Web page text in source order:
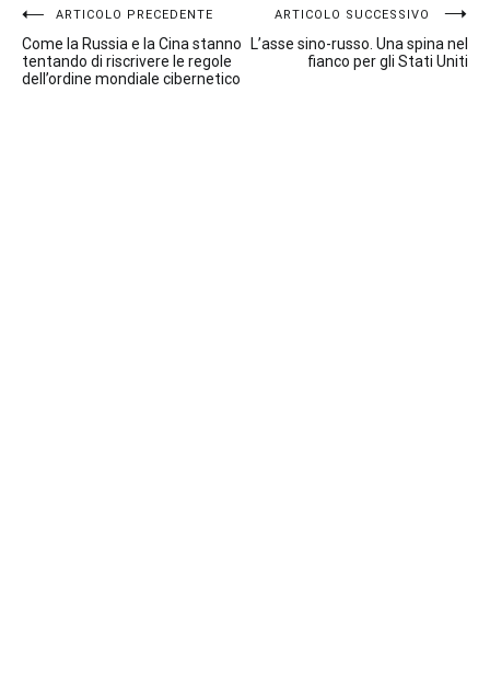
Navigazione
articoli
ARTICOLO PRECEDENTE
Come la Russia e la Cina stanno
tentando di riscrivere le regole
dell’ordine mondiale cibernetico
ARTICOLO SUCCESSIVO
L’asse sino-russo. Una spina nel
fianco per gli Stati Uniti